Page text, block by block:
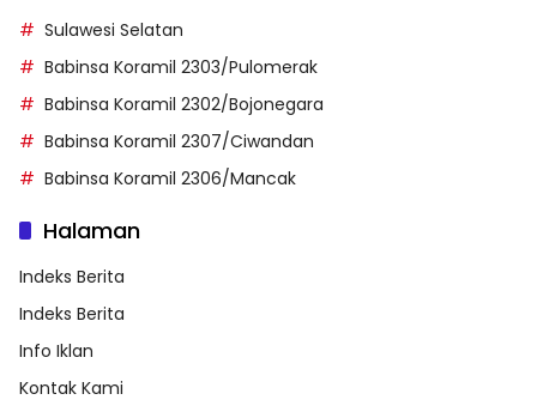
Sulawesi Selatan
Babinsa Koramil 2303/Pulomerak
Babinsa Koramil 2302/Bojonegara
Babinsa Koramil 2307/Ciwandan
Babinsa Koramil 2306/Mancak
Halaman
Indeks Berita
Indeks Berita
Info Iklan
Kontak Kami